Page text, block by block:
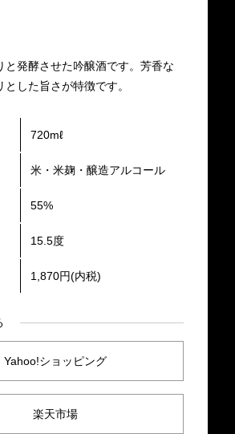
と発酵させた吟醸酒です。芳香な
した旨さが特徴です。
720mℓ
米・米麹・醸造アルコール
55%
15.5度
1,870円(内税)
Yahoo!ショッピング
楽天市場